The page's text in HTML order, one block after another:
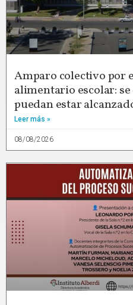
Amparo colectivo por
alimentario escolar:
puedan estar
Leer más »
08/08/2026